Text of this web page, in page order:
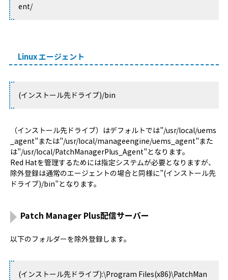
ent/
Linux エージェント
(インストール先ドライブ)/bin
（インストール先ドライブ）はデフォルトでは"/usr/local/uems
_agent"または"/usr/local/manageengine/uems_agent"また
は"/usr/local/PatchManagerPlus_Agent"となります。
Red Hatを管理するためには指定システムが必要となりますが、
除外登録は通常のエージェントの場合と同様に"(インストール先
ドライブ)/bin"となります。
Patch Manager Plus配信サーバー
以下のフォルダーを除外登録します。
(インストール先ドライブ):\Program Files(x86)\PatchMan